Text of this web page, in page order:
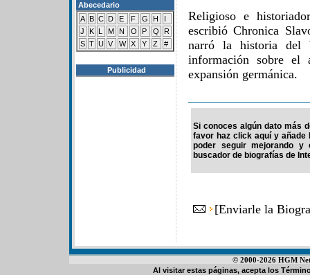
Abecedario
A B C D E F G H
I
J
K L M N O P Q
R
S T U V W X Y Z #
Publicidad
Religioso e
escribió Chronica
narró la historia del
información sobre el
expansión germánica.
Si conoces algún dato más
favor haz click aquí y
poder seguir mejorando y
buscador de biografías de
[Enviarle la
© 2000-2026 HGM
Al visitar estas páginas, acepta los